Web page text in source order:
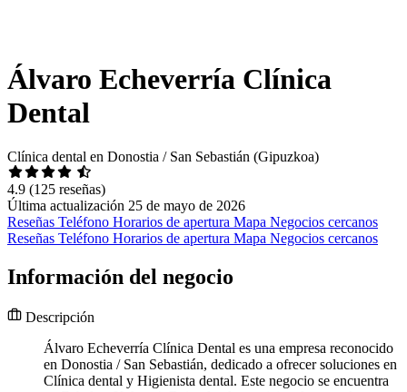
Álvaro Echeverría Clínica
Dental
Clínica dental en Donostia / San Sebastián (Gipuzkoa)
4.9 (125 reseñas)
Última actualización 25 de mayo de 2026
Reseñas Teléfono Horarios de apertura Mapa Negocios cercanos
Reseñas Teléfono Horarios de apertura Mapa Negocios cercanos
Información del negocio
Descripción
Álvaro Echeverría Clínica Dental es una empresa reconocido
en Donostia / San Sebastián, dedicado a ofrecer soluciones en
Clínica dental y Higienista dental. Este negocio se encuentra